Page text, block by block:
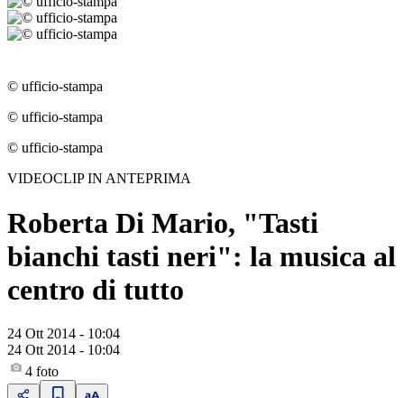
© ufficio-stampa
© ufficio-stampa
© ufficio-stampa
VIDEOCLIP IN ANTEPRIMA
Roberta Di Mario, "Tasti
bianchi tasti neri": la musica al
centro di tutto
24 Ott 2014 - 10:04
24 Ott 2014 - 10:04
4 foto